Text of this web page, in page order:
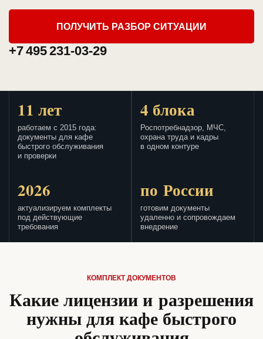
ПОЛУЧИТЬ РАЗБОР СИТУАЦИИ
+7 495 231-03-29
11 лет
работаем с 2015 года:
документы для кафе
быстрого обслуживания
и проверки
4 блока
Роспотребнадзор, МЧС,
охрана труда и кадры
в одном контуре
2026
актуализируем комплекты
под действующие
требования
по России
готовим документы
удаленно и сопровождаем
внедрение
КОМПЛЕКТ ДОКУМЕНТОВ
Какие лицензии и разрешения
нужны для кафе быстрого